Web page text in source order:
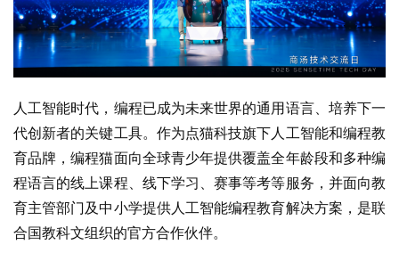
人工智能时代，编程已成为未来世界的通用语言、培养下一
代创新者的关键工具。作为点猫科技旗下人工智能和编程教
育品牌，编程猫面向全球青少年提供覆盖全年龄段和多种编
程语言的线上课程、线下学习、赛事等考等服务，并面向教
育主管部门及中小学提供人工智能编程教育解决方案，是联
合国教科文组织的官方合作伙伴。